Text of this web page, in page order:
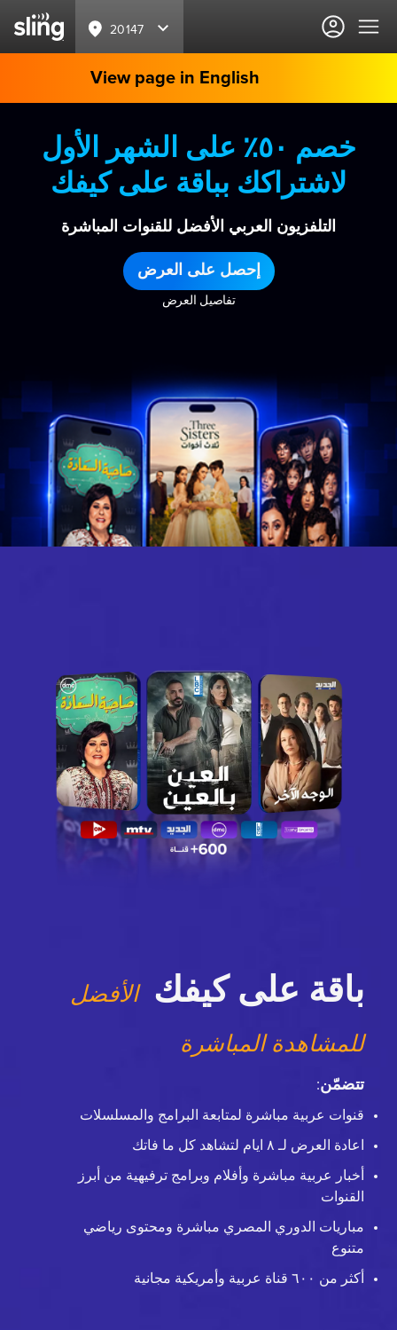
20147
View page in English
خصم ٥٠٪ على الشهر الأول
لاشتراكك بباقة على كيفك
التلفزيون العربي الأفضل للقنوات المباشرة
إحصل على العرض
تفاصيل العرض
باقة على كيفك الأفضل
للمشاهدة المباشرة
تتضمّن:
قنوات عربية مباشرة لمتابعة البرامج والمسلسلات
اعادة العرض لـ ٨ ايام لتشاهد كل ما فاتك
أخبار عربية مباشرة وأفلام وبرامج ترفيهية من أبرز
القنوات
مباريات الدوري المصري مباشرة ومحتوى رياضي
متنوع
أكثر من ٦٠٠ قناة عربية وأمريكية مجانية